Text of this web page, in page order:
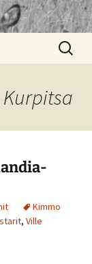
Haku:
Kimmo
, Ville